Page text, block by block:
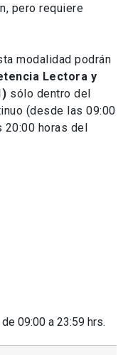
pero requiere
modalidad podrán
Lectora y
sólo dentro del
(desde las 09:00
20:00 horas del
de 09:00 a 23:59 hrs.